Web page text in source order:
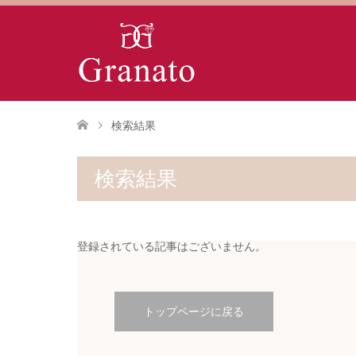
検索結果
検索結果
登録されている記事はございません。
トップページに戻る